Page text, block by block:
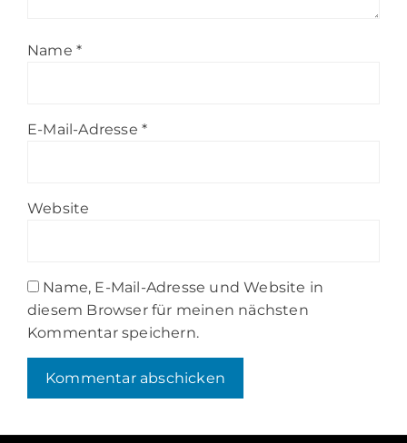
Name *
E-Mail-Adresse *
Website
Name, E-Mail-Adresse und Website in
diesem Browser für meinen nächsten
Kommentar speichern.